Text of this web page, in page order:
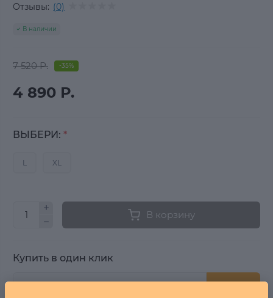
Отзывы: (0)
В наличии
7 520 Р. -35%
4 890 Р.
ВЫБЕРИ: *
L XL
В корзину
Купить в один клик